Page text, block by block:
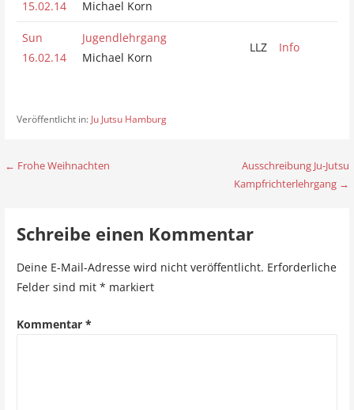
15.02.14
Michael Korn
Sun
16.02.14
Jugendlehrgang
Michael Korn
LLZ Info
Veröffentlicht in: Ju Jutsu Hamburg
B
a
← Frohe Weihnachten
Ausschreibung Ju-Jutsu
Kampfrichterlehrgang →
Schreibe einen Kommentar
Deine E-Mail-Adresse wird nicht veröffentlicht. Erforderliche
Felder sind mit * markiert
Kommentar *